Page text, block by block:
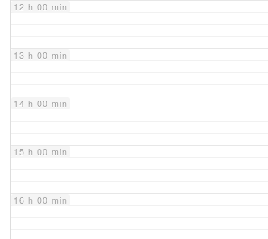
12 h 00 min
13 h 00 min
14 h 00 min
15 h 00 min
16 h 00 min